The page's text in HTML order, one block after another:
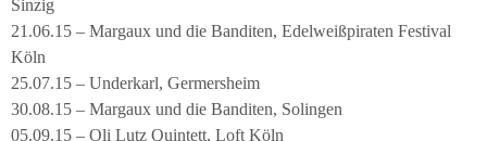
Sinzig
21.06.15 – Margaux und die Banditen, Edelweißpiraten Festival
Köln
25.07.15 – Underkarl, Germersheim
30.08.15 – Margaux und die Banditen, Solingen
05.09.15 – Oli Lutz Quintett, Loft Köln